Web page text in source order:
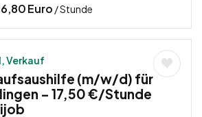
Euro / Stunde
Verkauf
(m/w/d) für
– 17,50 €/Stunde